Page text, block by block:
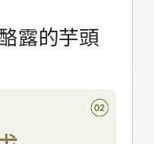
到它。
種芋頭的分枝煮
此部落不會特別
露的芋頭